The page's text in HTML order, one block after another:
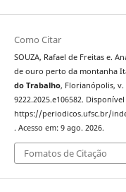
Como Citar
SOUZA, Rafael de Freitas e.
de ouro perto da montanha
do Trabalho, Florianópolis, v.
9222.2025.e106582.
https://periodicos.ufsc.br/
. Acesso em: 9 ago. 2026.
Fomatos de Citação